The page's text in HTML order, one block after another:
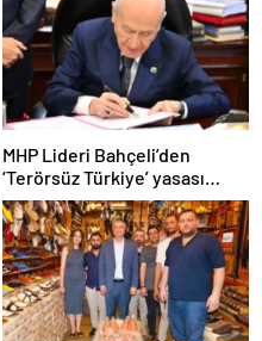
MHP Lideri Bahçeli’den
‘Terörsüz Türkiye’ yasası
açıklaması: “Herkes kazandı”